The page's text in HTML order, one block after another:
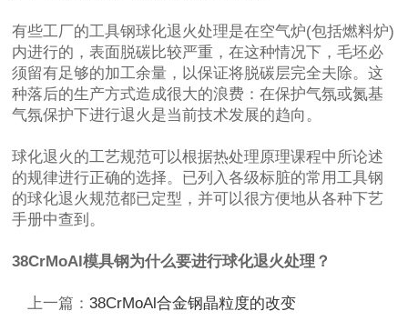
有些工厂的工具钢球化退火处理是在空气炉(包括燃料炉)
内进行的，表面脱碳比较严重，在这种情况下，毛坯必
须留有足够的加工余量，以保证将脱碳层完全夫除。这
种落后的生产方式造成很大的浪费：在保护气氛或氮基
气氛保护下进行退火是当前技术发展的趋向。
球化退火的工艺规范可以根据热处理原理课程中所论述
的规律进行正确的选择。已列入各级标脏的常用工具钢
的球化退火规范都已定型，并可以很方便地从各种下艺
手册中查到。
38CrMoAl模具钢为什么要进行球化退火处理？
上一篇：38CrMoAl合金钢晶粒度的改变